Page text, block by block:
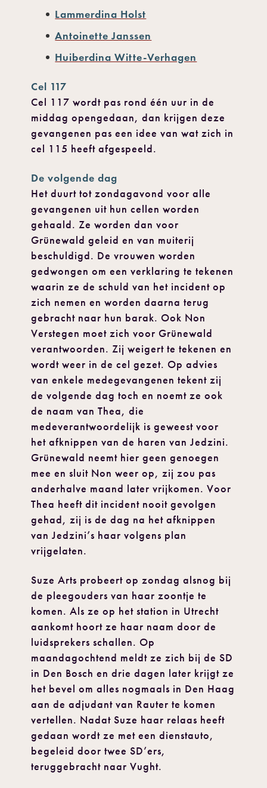
Lammerdina Holst
Antoinette Janssen
Huiberdina Witte-Verhagen
Cel 117
Cel 117 wordt pas rond één uur in de
middag opengedaan, dan krijgen deze
gevangenen pas een idee van wat zich in
cel 115 heeft afgespeeld.
De volgende dag
Het duurt tot zondagavond voor alle
gevangenen uit hun cellen worden
gehaald. Ze worden dan voor
Grünewald geleid en van muiterij
beschuldigd. De vrouwen worden
gedwongen om een verklaring te tekenen
waarin ze de schuld van het incident op
zich nemen en worden daarna terug
gebracht naar hun barak. Ook Non
Verstegen moet zich voor Grünewald
verantwoorden. Zij weigert te tekenen en
wordt weer in de cel gezet. Op advies
van enkele medegevangenen tekent zij
de volgende dag toch en noemt ze ook
de naam van Thea, die
medeverantwoordelijk is geweest voor
het afknippen van de haren van Jedzini.
Grünewald neemt hier geen genoegen
mee en sluit Non weer op, zij zou pas
anderhalve maand later vrijkomen. Voor
Thea heeft dit incident nooit gevolgen
gehad, zij is de dag na het afknippen
van Jedzini’s haar volgens plan
vrijgelaten.
Suze Arts probeert op zondag alsnog bij
de pleegouders van haar zoontje te
komen. Als ze op het station in Utrecht
aankomt hoort ze haar naam door de
luidsprekers schallen. Op
maandagochtend meldt ze zich bij de SD
in Den Bosch en drie dagen later krijgt ze
het bevel om alles nogmaals in Den Haag
aan de adjudant van Rauter te komen
vertellen. Nadat Suze haar relaas heeft
gedaan wordt ze met een dienstauto,
begeleid door twee SD’ers,
teruggebracht naar Vught.